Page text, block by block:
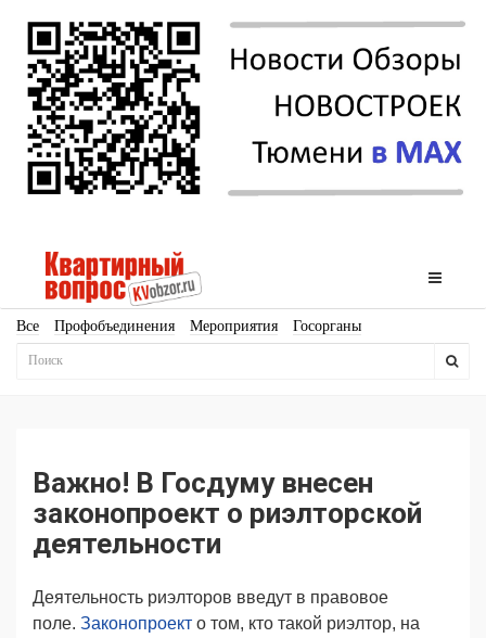
Все Профобъединения Мероприятия Госорганы
Новостройки
Ещё
Важно! В Госдуму внесен
законопроект о риэлторской
деятельности
Деятельность риэлторов введут в правовое
поле. Законопроект о том, кто такой риэлтор, на